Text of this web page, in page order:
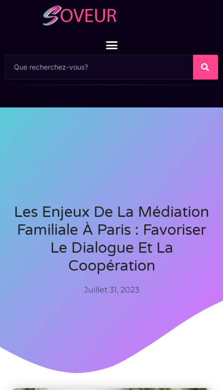
Les Enjeux De La Médiation
Familiale À Paris : Favoriser
Le Dialogue Et La
Coopération
Juillet 31, 2023